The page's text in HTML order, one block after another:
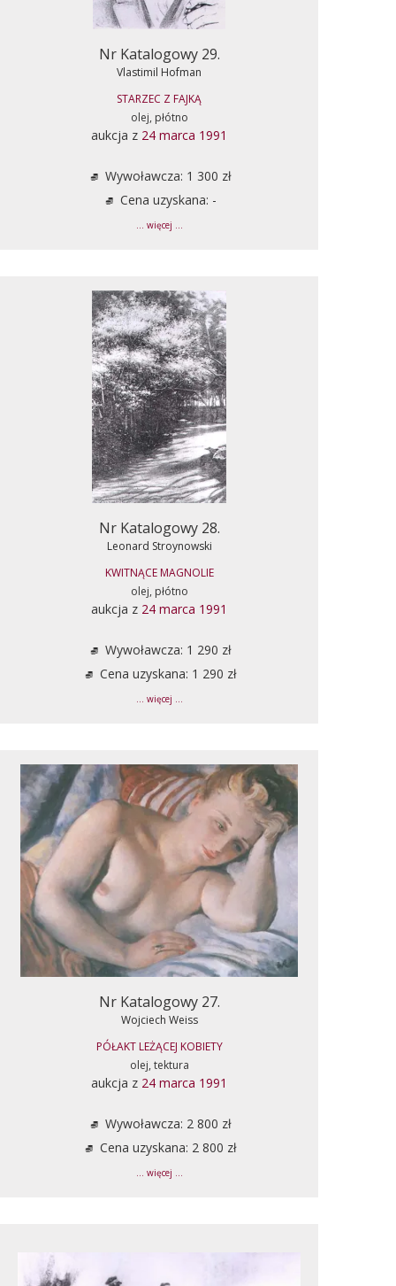
Nr Katalogowy 29.
Vlastimil Hofman
STARZEC Z FAJKĄ
olej, płótno
aukcja z 24 marca 1991
Wywoławcza: 1 300 zł
Cena uzyskana: -
... więcej ...
Nr Katalogowy 28.
Leonard Stroynowski
KWITNĄCE MAGNOLIE
olej, płótno
aukcja z 24 marca 1991
Wywoławcza: 1 290 zł
Cena uzyskana: 1 290 zł
... więcej ...
Nr Katalogowy 27.
Wojciech Weiss
PÓŁAKT LEŻĄCEJ KOBIETY
olej, tektura
aukcja z 24 marca 1991
Wywoławcza: 2 800 zł
Cena uzyskana: 2 800 zł
... więcej ...